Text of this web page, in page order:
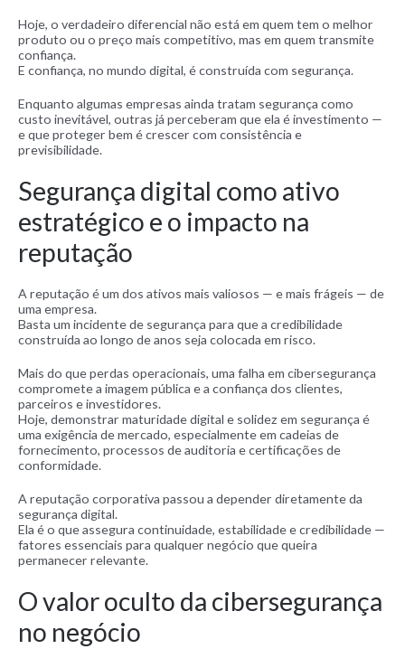
Hoje, o verdadeiro diferencial não está em quem tem o melhor
produto ou o preço mais competitivo, mas em quem transmite
confiança.
E confiança, no mundo digital, é construída com segurança.
Enquanto algumas empresas ainda tratam segurança como
custo inevitável, outras já perceberam que ela é investimento —
e que proteger bem é crescer com consistência e
previsibilidade.
Segurança digital como ativo
estratégico e o impacto na
reputação
A reputação é um dos ativos mais valiosos — e mais frágeis — de
uma empresa.
Basta um incidente de segurança para que a credibilidade
construída ao longo de anos seja colocada em risco.
Mais do que perdas operacionais, uma falha em cibersegurança
compromete a imagem pública e a confiança dos clientes,
parceiros e investidores.
Hoje, demonstrar maturidade digital e solidez em segurança é
uma exigência de mercado, especialmente em cadeias de
fornecimento, processos de auditoria e certificações de
conformidade.
A reputação corporativa passou a depender diretamente da
segurança digital.
Ela é o que assegura continuidade, estabilidade e credibilidade —
fatores essenciais para qualquer negócio que queira
permanecer relevante.
O valor oculto da cibersegurança
no negócio